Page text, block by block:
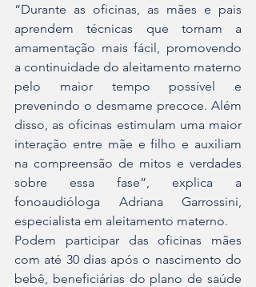
“Durante as oficinas, as mães e pais
aprendem técnicas que tornam a
amamentação mais fácil, promovendo
a continuidade do aleitamento materno
pelo maior tempo possível e
prevenindo o desmame precoce. Além
disso, as oficinas estimulam uma maior
interação entre mãe e filho e auxiliam
na compreensão de mitos e verdades
sobre essa fase”, explica a
fonoaudióloga Adriana Garrossini,
especialista em aleitamento materno.
Podem participar das oficinas mães
com até 30 dias após o nascimento do
bebê, beneficiárias do plano de saúde